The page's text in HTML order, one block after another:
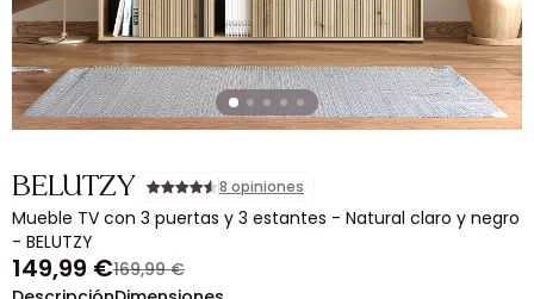
BELUTZY 8 opiniones
Mueble TV con 3 puertas y 3 estantes - Natural claro y negro
- BELUTZY
149,99 €169,99 €